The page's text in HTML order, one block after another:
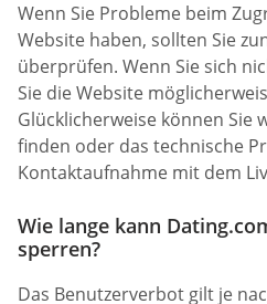
Wenn Sie Probleme beim
Website haben, sollten Sie
überprüfen. Wenn Sie sich
Sie die Website
Glücklicherweise können Sie
finden oder das technische
Kontaktaufnahme mit dem
Wie lange kann
sperren?
Das Benutzerverbot gilt je